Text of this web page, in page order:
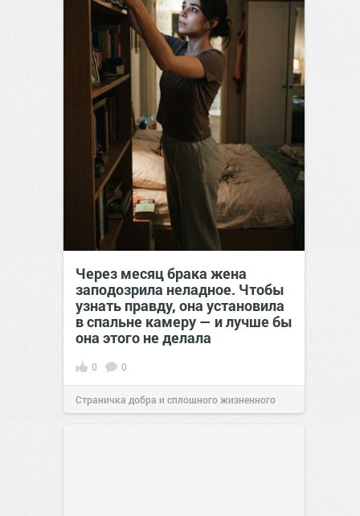
Через месяц брака жена
заподозрила неладное. Чтобы
узнать правду, она установила
в спальне камеру — и лучше бы
она этого не делала
0 0
Страничка добра и сплошного жизненного